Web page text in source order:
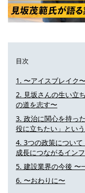
目次
〜アイスブレイク〜
見坂さんの生い立
の道を志す〜
政治に関心を持っ
役に立ちたい」とい
3つの政策につい
成長につながるイン
建設業界の今後 〜
〜おわりに〜